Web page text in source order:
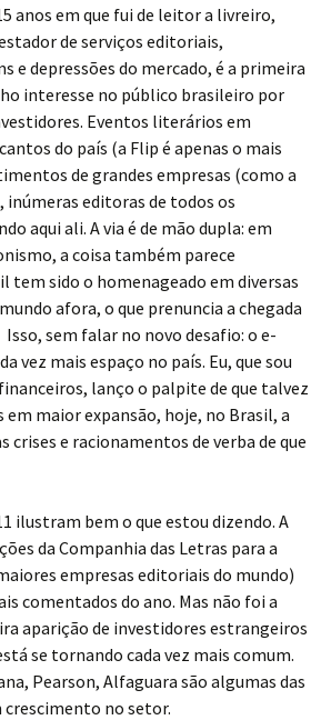
anos em que fui de leitor a livreiro,
de serviços editoriais,
e depressões do mercado, é a primeira
interesse no público brasileiro por
Eventos literários em
do país (a Flip é apenas o mais
de grandes empresas (como a
editoras de todos os
aqui ali. A via é de mão dupla: em
a coisa também parece
tem sido o homenageado em diversas
afora, o que prenuncia a chegada
sem falar no novo desafio: o e-
vez mais espaço no país. Eu, que sou
lanço o palpite de que talvez
em maior expansão, hoje, no Brasil, a
crises e racionamentos de verba de que
ilustram bem o que estou dizendo. A
da Companhia das Letras para a
empresas editoriais do mundo)
comentados do ano. Mas não foi a
aparição de investidores estrangeiros
se tornando cada vez mais comum.
Pearson, Alfaguara são algumas das
no setor.